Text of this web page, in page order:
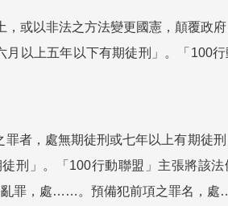
或以非法之方法變更國憲，顛覆政
以上五年以下有期徒刑」。「100
者，處無期徒刑或七年以上有期徒刑
刑」。「100行動聯盟」主張將該法
亂罪，處……。預備犯前項之罪名，處